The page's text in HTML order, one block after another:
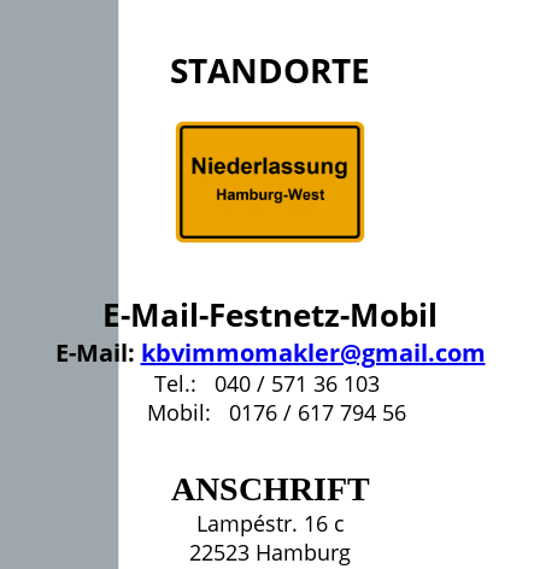
STANDORTE
E-Mail-Festnetz-Mobil
E-Mail: kbvimmomakler@gmail.com
Tel.: 040 / 571 36 103
Mobil: 0176 / 617 794 56
ANSCHRIFT
Lampéstr. 16 c
22523 Hamburg